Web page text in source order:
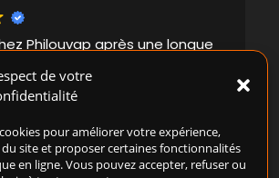
de votre
pour améliorer votre expérience,
du site et proposer certaines fonctionnalités
en ligne. Vous pouvez accepter, refuser ou
Philouvap après une longue
changée. Soignée et
boutique vous donne envie de
c'est l'esprit Philouvap.